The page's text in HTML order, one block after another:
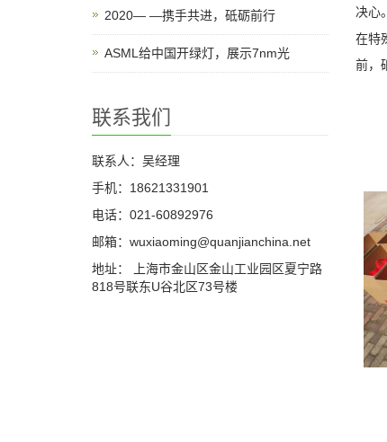
决心。
在特
前，
2020— —携手共进，砥砺前行
ASML给中国开绿灯，展示7nm光
联系我们
联系人：吴经理
手机：18621331901
电话：021-60892976
邮箱：wuxiaoming@quanjianchina.net
地址： 上海市金山区金山工业园区夏宁路
818号联东U谷北区73号楼